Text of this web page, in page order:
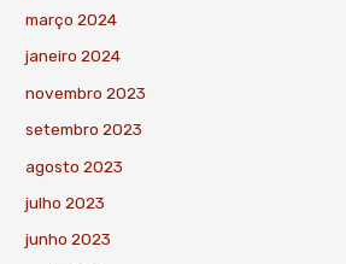
março 2024
janeiro 2024
novembro 2023
setembro 2023
agosto 2023
julho 2023
junho 2023